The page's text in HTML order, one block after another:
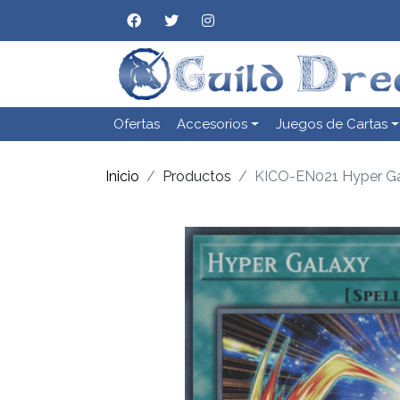
Ofertas Accesorios Juegos de Cartas
Inicio Productos KICO-EN021 Hyper